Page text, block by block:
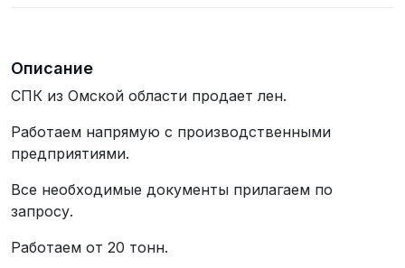
Описание
СПК из Омской области продает лен.
Работаем напрямую с производственными
предприятиями.
Все необходимые документы прилагаем по
запросу.
Работаем от 20 тонн.